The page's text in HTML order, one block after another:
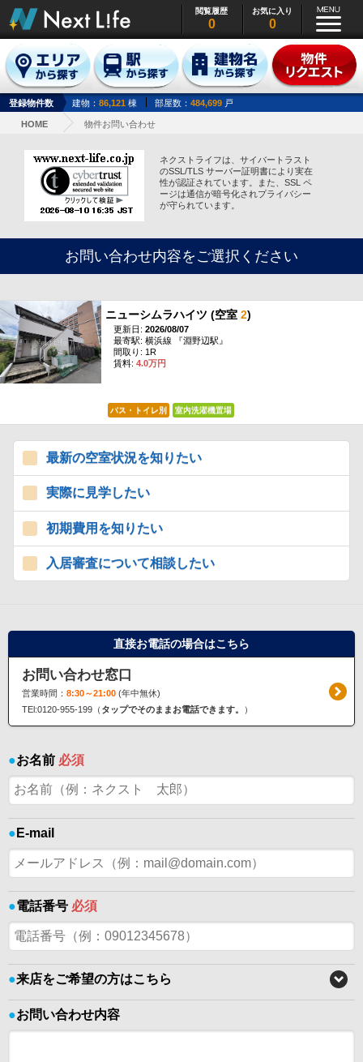
閲覧履歴
0
お気に入り
0
登録物件数 建物： 86,121 棟 部屋数： 484,699 戸
HOME 物件お問い合わせ
ネクストライフは、サイバートラスト
のSSL/TLS サーバー証明書により実在
性が認証されています。また、SSL ペ
ージは通信が暗号化されプライバシー
が守られています。
お問い合わせ内容をご選択ください
ニューシムラハイツ (空室 2)
更新日: 2026/08/07
最寄駅: 横浜線 『淵野辺駅』
間取り: 1R
賃料: 4.0万円
バス・トイレ別 室内洗濯機置場
最新の空室状況を知りたい
実際に見学したい
初期費用を知りたい
入居審査について相談したい
直接お電話の場合はこちら
お問い合わせ窓口
営業時間： 8:30～21:00(年中無休)
TEl:0120-955-199（ タップでそのままお電話できます。 ）
●お名前 必須
● E-mail
●電話番号 必須
●来店をご希望の方はこちら
●お問い合わせ内容